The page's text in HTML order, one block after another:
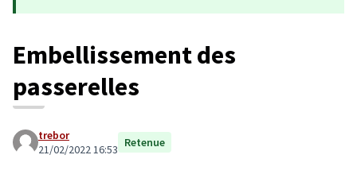
Embellissement des
passerelles
trebor
21/02/2022 16:53 Retenue